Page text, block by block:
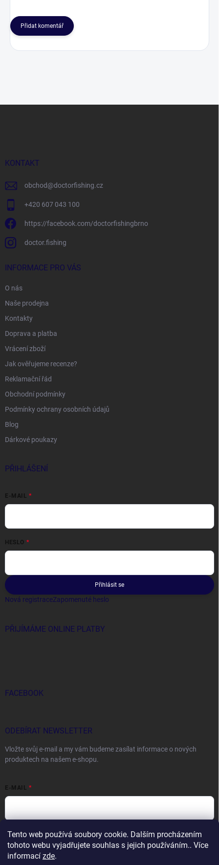
Tento web používá soubory cookie. Dalším procházením
tohoto webu vyjadřujete souhlas s jejich používáním.. Více
informací zde.
Přidat komentář
KONTAKT
obchod@doctorfishing.cz
+420 607 043 100
https://facebook.com/doctorfishingbrno
doctor.fishing
INFORMACE PRO VÁS
O nás
Naše prodejna
Kontakty
Doprava a platba
Vrácení zboží
Jak ověřujeme recenze?
Reklamační řád
Obchodní podmínky
Podmínky ochrany osobních údajů
Blog
Dárkové poukazy
PŘIHLÁŠENÍ
E-MAIL
HESLO
Přihlásit se
Nová registraceZapomenuté heslo
PŘIJÍMÁME ONLINE PLATBY
FACEBOOK
ODEBÍRAT NEWSLETTER
Vložte svůj e-mail a my vám budeme zasílat informace o nových
produktech na našem e-shopu.
E-MAIL
Vložením e-mailu souhlasíte spodmínkami ochrany osobních údajů
Přihlásit se